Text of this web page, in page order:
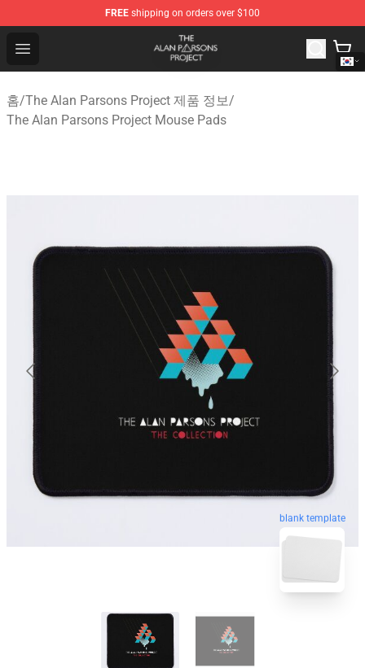
FREE shipping on orders over $100
Open menu
The Alan Parsons Project Store - Official The Alan
홈/The Alan Parsons Project 제품 정보/
The Alan Parsons Project Mouse Pads
blank template